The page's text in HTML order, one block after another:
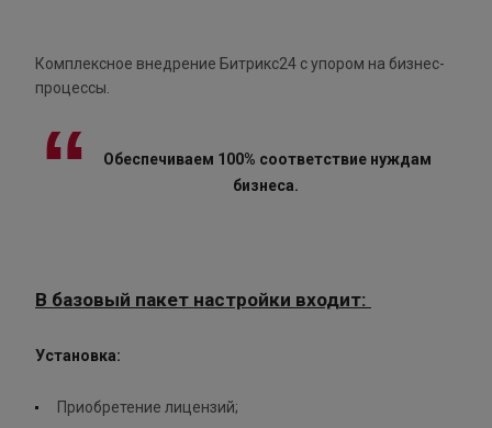
Комплексное внедрение Битрикс24 с упором на бизнес-
процессы.
Обеспечиваем 100% соответствие нуждам
бизнеса.
В базовый пакет настройки входит:
Установка:
Приобретение лицензий;